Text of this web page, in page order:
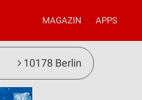
MAGAZIN APPS
10178 Berlin